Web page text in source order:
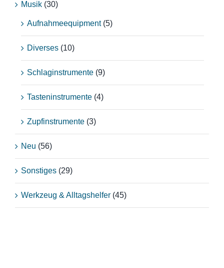
Musik (30)
Aufnahmeequipment (5)
Diverses (10)
Schlaginstrumente (9)
Tasteninstrumente (4)
Zupfinstrumente (3)
Neu (56)
Sonstiges (29)
Werkzeug & Alltagshelfer (45)